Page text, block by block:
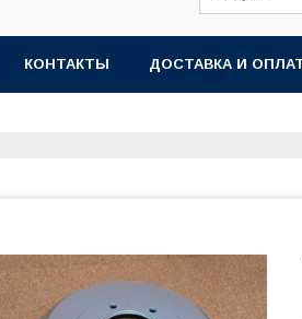
КОНТАКТЫ ДОСТАВКА И